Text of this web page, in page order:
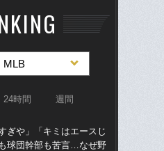
MLB
24時間 週間
ぎや」「キミはエースじ
球団幹部も苦言…なぜ野